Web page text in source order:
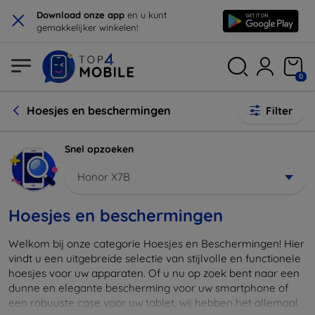
× Download onze app en u kunt
gemakkelijker winkelen!
0
Hoesjes en beschermingen Filter
Snel opzoeken
Honor X7B
Hoesjes en beschermingen
Welkom bij onze categorie Hoesjes en Beschermingen! Hier
vindt u een uitgebreide selectie van stijlvolle en functionele
hoesjes voor uw apparaten. Of u nu op zoek bent naar een
dunne en elegante bescherming voor uw smartphone of
een robuuste case voor uw tablet, wij hebben het allemaal.